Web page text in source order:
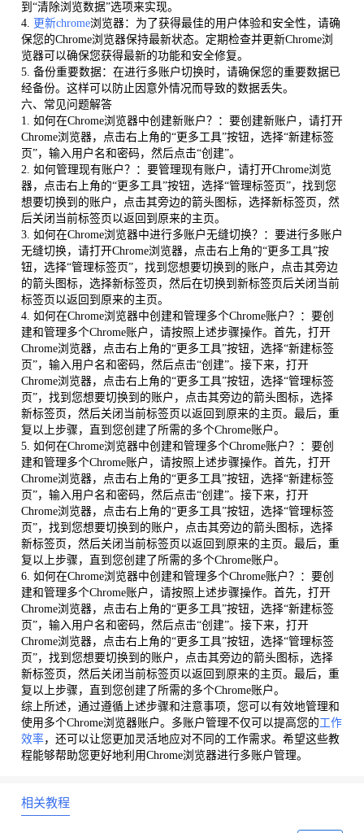
到“清除浏览数据”选项来实现。
4.
更新chrome浏览器：为了获得最佳的用户体验和安全性，请确
保您的Chrome浏览器保持最新状态。定期检查并更新Chrome浏
览器可以确保您获得最新的功能和安全修复。
5. 备份重要数据：在进行多账户切换时，请确保您的重要数据已
经备份。这样可以防止因意外情况而导致的数据丢失。
六、常见问题解答
1. 如何在Chrome浏览器中创建新账户？：要创建新账户，请打开
Chrome浏览器，点击右上角的“更多工具”按钮，选择“新建标签
页”，输入用户名和密码，然后点击“创建”。
2. 如何管理现有账户？：要管理现有账户，请打开Chrome浏览
器，点击右上角的“更多工具”按钮，选择“管理标签页”，找到您
想要切换到的账户，点击其旁边的箭头图标，选择新标签页，然
后关闭当前标签页以返回到原来的主页。
3. 如何在Chrome浏览器中进行多账户无缝切换？：要进行多账户
无缝切换，请打开Chrome浏览器，点击右上角的“更多工具”按
钮，选择“管理标签页”，找到您想要切换到的账户，点击其旁边
的箭头图标，选择新标签页，然后在切换到新标签页后关闭当前
标签页以返回到原来的主页。
4. 如何在Chrome浏览器中创建和管理多个Chrome账户？：要创
建和管理多个Chrome账户，请按照上述步骤操作。首先，打开
Chrome浏览器，点击右上角的“更多工具”按钮，选择“新建标签
页”，输入用户名和密码，然后点击“创建”。接下来，打开
Chrome浏览器，点击右上角的“更多工具”按钮，选择“管理标签
页”，找到您想要切换到的账户，点击其旁边的箭头图标，选择
新标签页，然后关闭当前标签页以返回到原来的主页。最后，重
复以上步骤，直到您创建了所需的多个Chrome账户。
5. 如何在Chrome浏览器中创建和管理多个Chrome账户？：要创
建和管理多个Chrome账户，请按照上述步骤操作。首先，打开
Chrome浏览器，点击右上角的“更多工具”按钮，选择“新建标签
页”，输入用户名和密码，然后点击“创建”。接下来，打开
Chrome浏览器，点击右上角的“更多工具”按钮，选择“管理标签
页”，找到您想要切换到的账户，点击其旁边的箭头图标，选择
新标签页，然后关闭当前标签页以返回到原来的主页。最后，重
复以上步骤，直到您创建了所需的多个Chrome账户。
6. 如何在Chrome浏览器中创建和管理多个Chrome账户？：要创
建和管理多个Chrome账户，请按照上述步骤操作。首先，打开
Chrome浏览器，点击右上角的“更多工具”按钮，选择“新建标签
页”，输入用户名和密码，然后点击“创建”。接下来，打开
Chrome浏览器，点击右上角的“更多工具”按钮，选择“管理标签
页”，找到您想要切换到的账户，点击其旁边的箭头图标，选择
新标签页，然后关闭当前标签页以返回到原来的主页。最后，重
复以上步骤，直到您创建了所需的多个Chrome账户。
综上所述，通过遵循上述步骤和注意事项，您可以有效地管理和
使用多个Chrome浏览器账户。多账户管理不仅可以提高您的工作
效率，还可以让您更加灵活地应对不同的工作需求。希望这些教
程能够帮助您更好地利用Chrome浏览器进行多账户管理。
相关教程